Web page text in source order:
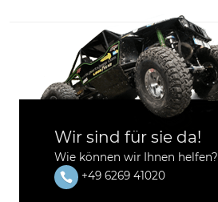
Wir sind für sie da!
Wie können wir Ihnen helfen?
+49 6269 41020